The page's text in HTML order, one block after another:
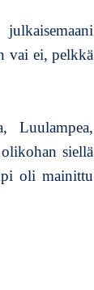
vai ei, pelkkä
Luulampea,
siellä
oli mainittu